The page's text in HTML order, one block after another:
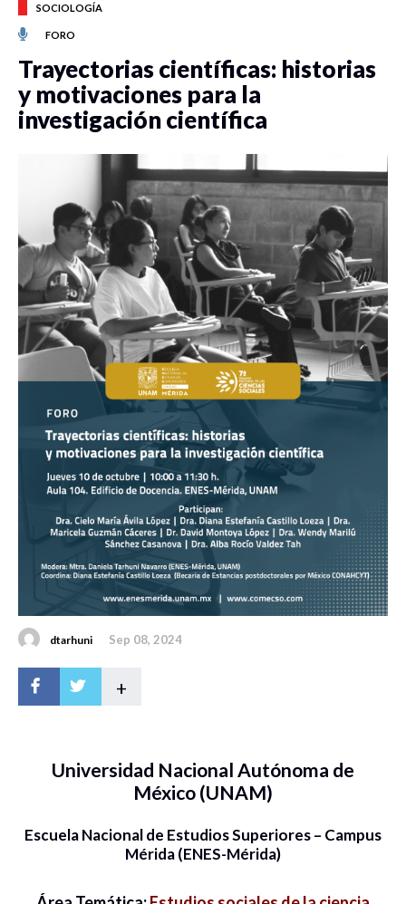
SOCIOLOGÍA
FORO
Trayectorias científicas: historias
y motivaciones para la
investigación científica
dtarhuni Sep 08, 2024
+
Universidad Nacional Autónoma de
México (UNAM)
Escuela Nacional de Estudios Superiores – Campus
Mérida (ENES-Mérida)